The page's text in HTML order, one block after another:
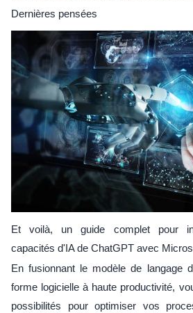
Dernières pensées
Et voilà, un guide complet pour
capacités d'IA de ChatGPT avec
En fusionnant le modèle de langage
forme logicielle à haute productivité,
possibilités pour optimiser vos